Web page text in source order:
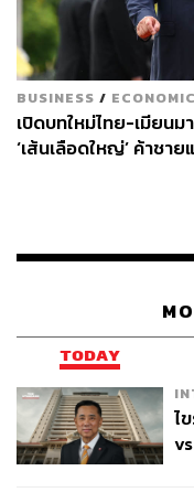
BUSINESS / ECONOMIC
เปิดบทใหม่ไทย-เมียนม
‘เส้นเลือดใหญ่’ ค้าชา
TODAY
ไ